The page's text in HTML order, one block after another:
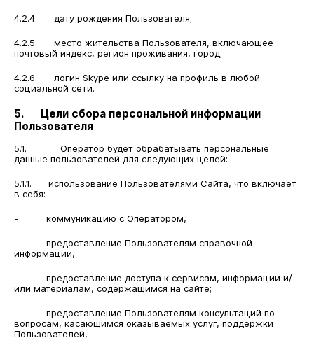
4.2.4. дату рождения Пользователя;
4.2.5. место жительства Пользователя, включающее
почтовый индекс, регион проживания, город;
4.2.6. логин Skype или ссылку на профиль в любой
социальной сети.
5. Цели сбора персональной информации
Пользователя
5.1. Оператор будет обрабатывать персональные
данные пользователей для следующих целей:
5.1.1. использование Пользователями Сайта, что включает
в себя:
- коммуникацию с Оператором,
- предоставление Пользователям справочной
информации,
- предоставление доступа к сервисам, информации и/
или материалам, содержащимся на сайте;
- предоставление Пользователям консультаций по
вопросам, касающимся оказываемых услуг, поддержки
Пользователей,